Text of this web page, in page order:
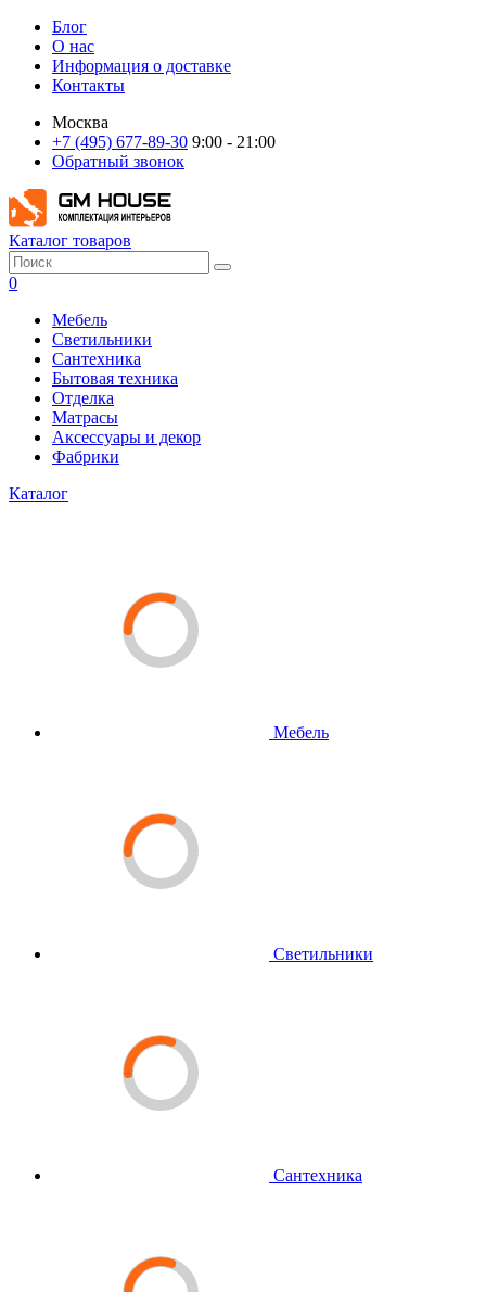
Блог
О нас
Информация о доставке
Контакты
Москва
+7 (495) 677-89-30 9:00 - 21:00
Обратный звонок
Каталог товаров
0
Мебель
Светильники
Сантехника
Бытовая техника
Отделка
Матрасы
Аксессуары и декор
Фабрики
Каталог
Мебель
Светильники
Сантехника